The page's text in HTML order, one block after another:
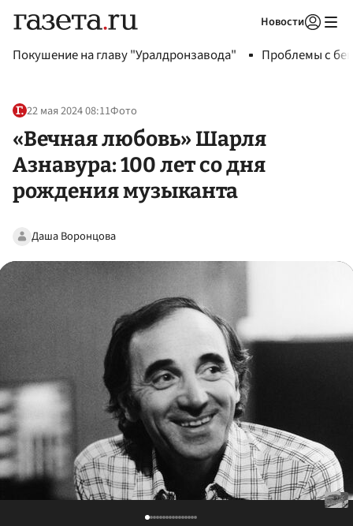
Новости
Покушение на главу "Уралдронзавода" Проблемы с
22 мая 2024 08:11Фото
«Вечная любовь» Шарля
Азнавура: 100 лет со дня
рождения музыканта
Даша Воронцова